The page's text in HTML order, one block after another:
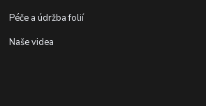
Péče a údržba folií
Naše videa